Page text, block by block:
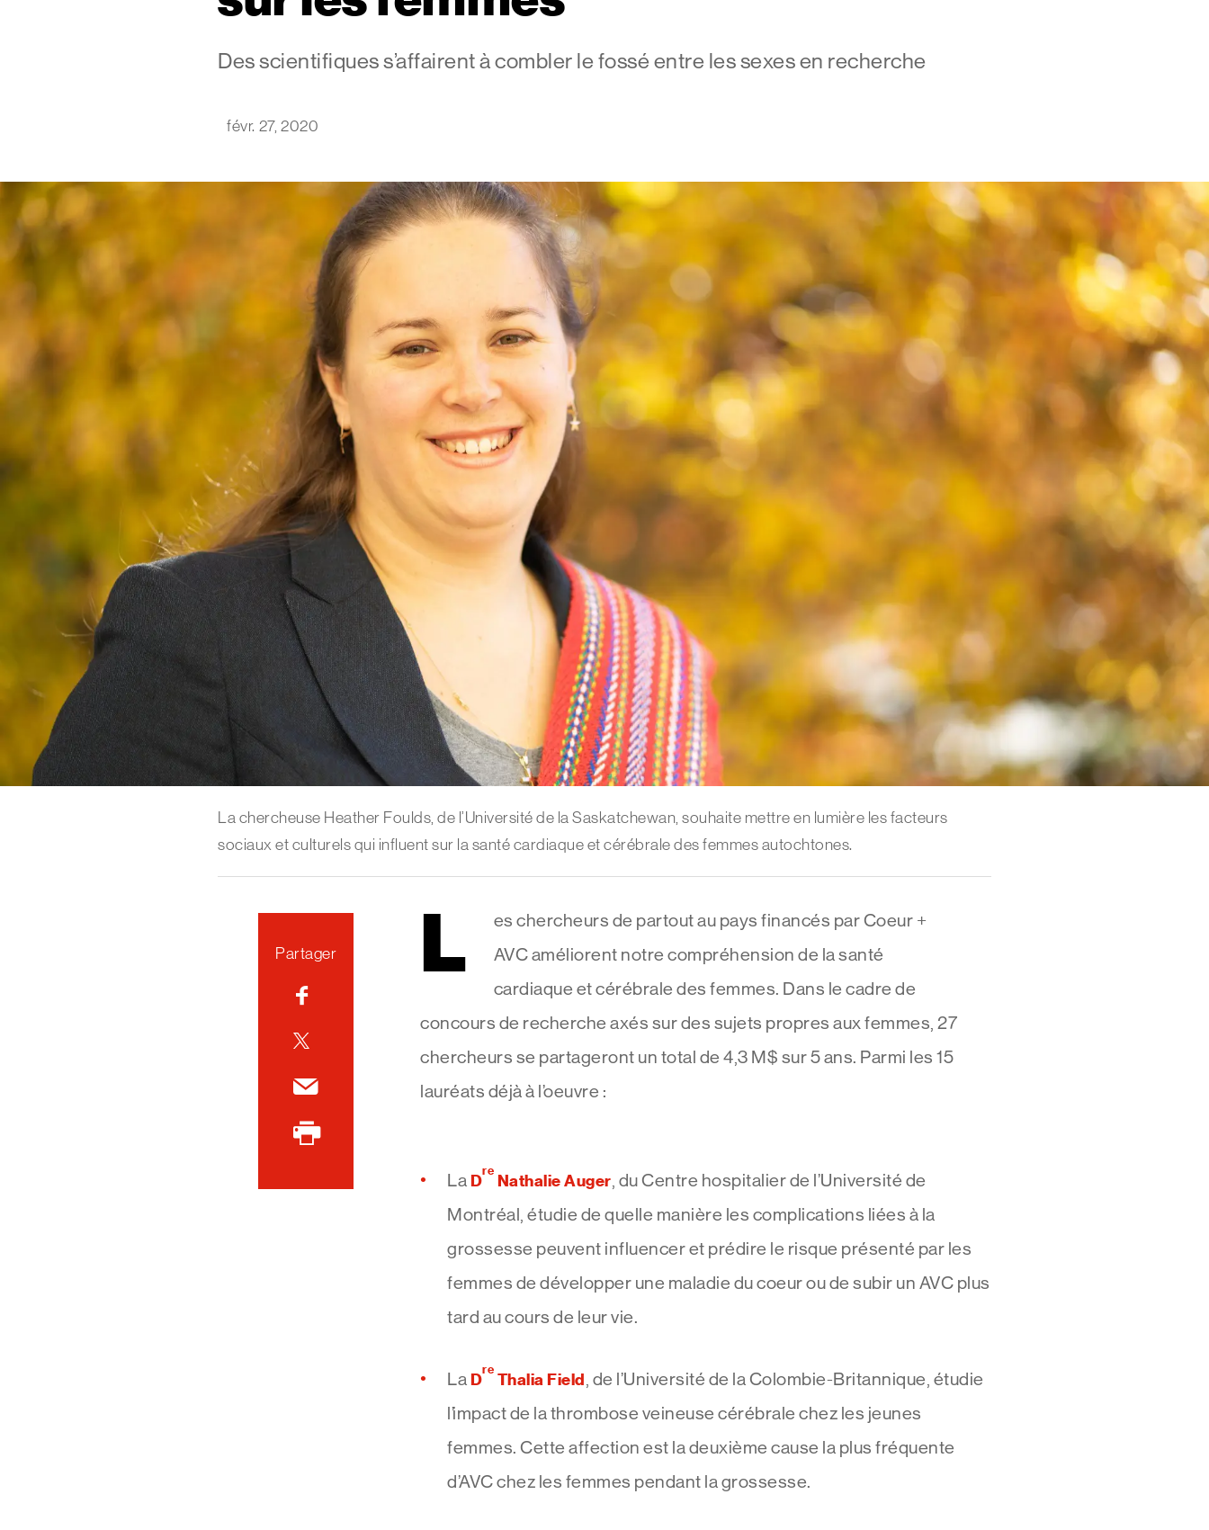
Des scientifiques s’affairent à combler le fossé entre les sexes en recherche
févr. 27, 2020
La chercheuse Heather Foulds, de l’Université de la Saskatchewan, souhaite mettre en lumière les facteurs
sociaux et culturels qui influent sur la santé cardiaque et cérébrale des femmes autochtones.
Partager
Courriel
Imprimer
L
es chercheurs de partout au pays financés par Coeur +
AVC améliorent notre compréhension de la santé
cardiaque et cérébrale des femmes. Dans le cadre de
concours de recherche axés sur des sujets propres aux femmes, 27
chercheurs se partageront un total de 4,3 M$ sur 5 ans. Parmi les 15
lauréats déjà à l’oeuvre :
LaDre Nathalie Auger, du Centre hospitalier de l’Université de
Montréal, étudie de quelle manière les complications liées à la
grossesse peuvent influencer et prédire le risque présenté par les
femmes de développer une maladie du coeur ou de subir un AVC plus
tard au cours de leur vie.
LaDre Thalia Field, de l’Université de la Colombie-Britannique, étudie
l’impact de la thrombose veineuse cérébrale chez les jeunes
femmes. Cette affection est la deuxième cause la plus fréquente
d’AVC chez les femmes pendant la grossesse.